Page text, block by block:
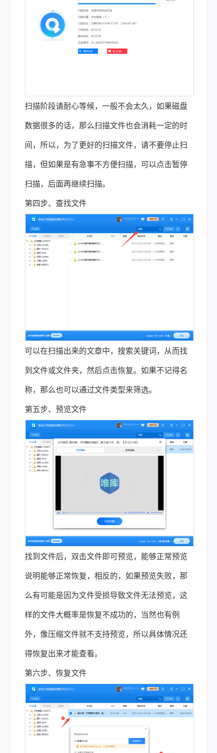
扫描阶段请耐心等候，一般不会太久，如果磁盘
数据很多的话，那么扫描文件也会消耗一定的时
间，所以，为了更好的扫描文件，请不要停止扫
描，但如果是有急事不方便扫描，可以点击暂停
扫描，后面再继续扫描。
第四步、查找文件
可以在扫描出来的文章中，搜索关键词，从而找
到文件或文件夹，然后点击恢复。如果不记得名
称，那么也可以通过文件类型来筛选。
第五步、预览文件
找到文件后，双击文件即可预览，能够正常预览
说明能够正常恢复，相反的，如果预览失败，那
么有可能是因为文件受损导致文件无法预览，这
样的文件大概率是恢复不成功的，当然也有例
外，像压缩文件就不支持预览，所以具体情况还
得恢复出来才能查看。
第六步、恢复文件